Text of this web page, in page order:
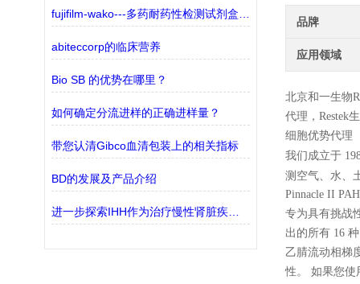
abiteccorp的临床营养
Bio SB 的优势在哪里？
如何确定分流进样的正确进样量？
带您认清Gibco血清包装上的相关指标
BD的发展及产品介绍
进一步探索IHH作为治疗慢性肾脏疾病(CKD)的潜在靶点
品牌
应用领域
北京和一生物
代理， Restek
细胞优势代理
我们成立于
测空气、水、
Pinnacle II
专为具有挑战
出的所有 16
乙腈流动相梯
性。 如果您使